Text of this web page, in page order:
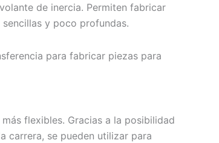
de inercia. Permiten fabricar
y poco profundas.
para fabricar piezas para
flexibles. Gracias a la posibilidad
carrera, se pueden utilizar para